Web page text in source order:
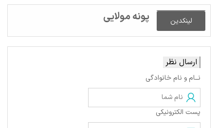
لینکدین پونه مولایی
ارسال نظر
نــام و نام خانوادگی
پست الکترونیکی